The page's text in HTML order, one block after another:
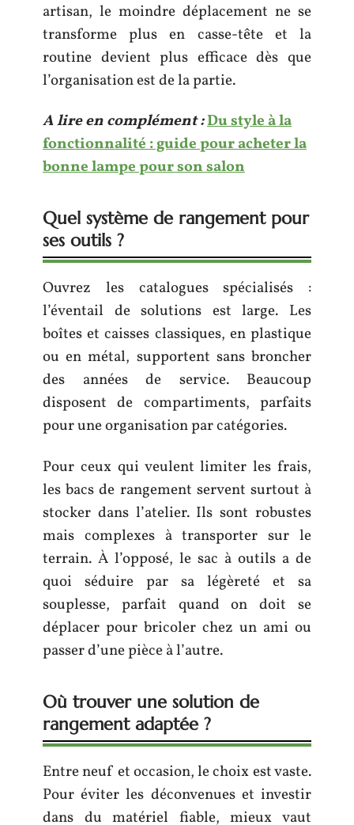
artisan, le moindre déplacement ne se
transforme plus en casse-tête et la
routine devient plus efficace dès que
l’organisation est de la partie.
A lire en complément :Du style à la
fonctionnalité : guide pour acheter la
bonne lampe pour son salon
Quel système de rangement pour
ses outils ?
Ouvrez les catalogues spécialisés :
l’éventail de solutions est large. Les
boîtes et caisses classiques, en plastique
ou en métal, supportent sans broncher
des années de service. Beaucoup
disposent de compartiments, parfaits
pour une organisation par catégories.
Pour ceux qui veulent limiter les frais,
les bacs de rangement servent surtout à
stocker dans l’atelier. Ils sont robustes
mais complexes à transporter sur le
terrain. À l’opposé, le sac à outils a de
quoi séduire par sa légèreté et sa
souplesse, parfait quand on doit se
déplacer pour bricoler chez un ami ou
passer d’une pièce à l’autre.
Où trouver une solution de
rangement adaptée ?
Entre neuf et occasion, le choix est vaste.
Pour éviter les déconvenues et investir
dans du matériel fiable, mieux vaut